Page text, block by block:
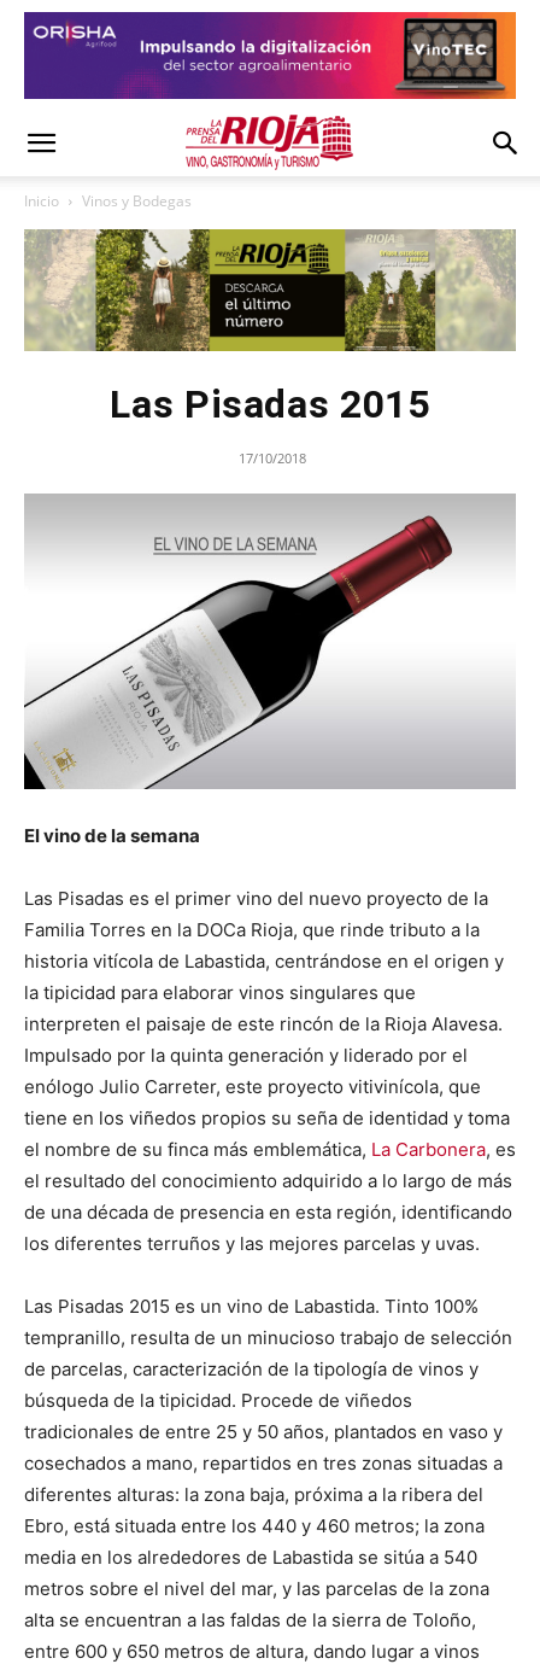
Inicio Vinos y Bodegas
Las Pisadas 2015
17/10/2018
El vino de la semana
Las Pisadas es el primer vino del nuevo proyecto de la
Familia Torres en la DOCa Rioja, que rinde tributo a la
historia vitícola de Labastida, centrándose en el origen y
la tipicidad para elaborar vinos singulares que
interpreten el paisaje de este rincón de la Rioja Alavesa.
Impulsado por la quinta generación y liderado por el
enólogo Julio Carreter, este proyecto vitivinícola, que
tiene en los viñedos propios su seña de identidad y toma
el nombre de su finca más emblemática, La Carbonera, es
el resultado del conocimiento adquirido a lo largo de más
de una década de presencia en esta región, identificando
los diferentes terruños y las mejores parcelas y uvas.
Las Pisadas 2015 es un vino de Labastida. Tinto 100%
tempranillo, resulta de un minucioso trabajo de selección
de parcelas, caracterización de la tipología de vinos y
búsqueda de la tipicidad. Procede de viñedos
tradicionales de entre 25 y 50 años, plantados en vaso y
cosechados a mano, repartidos en tres zonas situadas a
diferentes alturas: la zona baja, próxima a la ribera del
Ebro, está situada entre los 440 y 460 metros; la zona
media en los alrededores de Labastida se sitúa a 540
metros sobre el nivel del mar, y las parcelas de la zona
alta se encuentran a las faldas de la sierra de Toloño,
entre 600 y 650 metros de altura, dando lugar a vinos